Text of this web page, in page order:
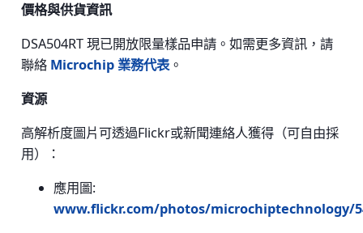
價格與供貨資訊
DSA504RT 現已開放限量樣品申請。如需更多資訊，請
聯絡Microchip 業務代表。
資源
高解析度圖片可透過Flickr或新聞連絡人獲得（可自由採
用）：
應用圖:
www.flickr.com/photos/microchiptechnology/